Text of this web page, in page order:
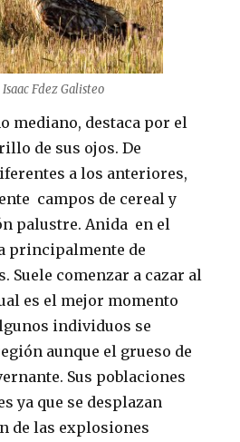
Fdez Galisteo
mediano, destaca por el
de sus ojos. De
a los anteriores,
campos de cereal y
palustre. Anida en el
principalmente de
Suele comenzar a cazar al
es el mejor momento
individuos se
aunque el grueso de
Sus poblaciones
ya que se desplazan
de las explosiones